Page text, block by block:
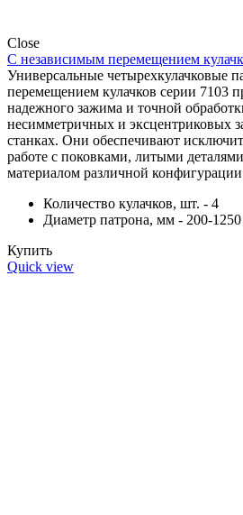
Close
С независимым перемещением
Универсальные четырехкулачковые
перемещением кулачков серии 7103
надежного зажима и точной
несимметричных и эксцентриковых
станках. Они обеспечивают
работе с поковками, литыми
материалом различной
Количество кулачков, шт. - 4
Диаметр патрона, мм - 200-1250
Купить
Quick view